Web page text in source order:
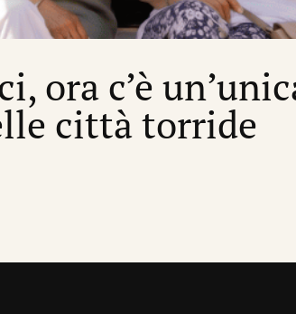
ora c’è
città torride